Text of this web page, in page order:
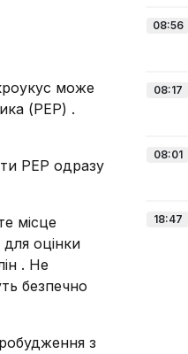
може
(PEP) .
PEP одразу
місце
оцінки
. Не
безпечно
з
08:56
08:17
08:01
18:47